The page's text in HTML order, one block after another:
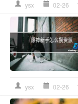
ysx 02-26
ysx 02-26